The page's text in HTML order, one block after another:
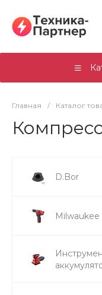
Главная / Каталог
D.Bor
Milwaukee